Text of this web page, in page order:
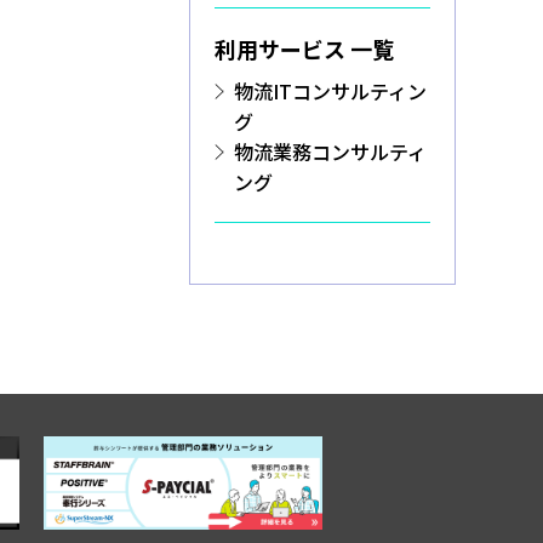
利用サービス 一覧
物流ITコンサルティン
グ
物流業務コンサルティ
ング